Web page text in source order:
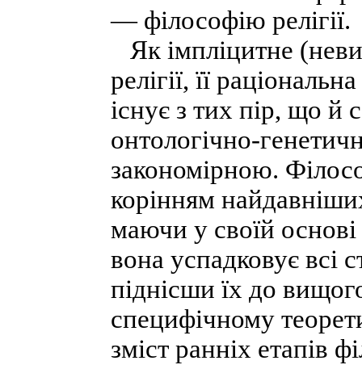
— філософію релігії.
Як імпліцитне
релігії, її
існує з тих пір, що й
онтологічно-
закономірною.
корінням
маючи у своїй
вона успадковує всі
піднісши їх до
специфічному
зміст ранніх етапів